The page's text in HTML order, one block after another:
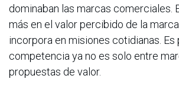
dominaban las marcas comerciales.
más en el valor percibido de la
incorpora en misiones cotidianas. Es
competencia ya no es solo entre
propuestas de valor.